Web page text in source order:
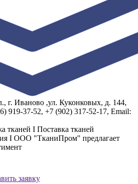
г. Иваново ,ул. Куконковых, д. 144,
919-37-52, +7 (902) 317-52-17, Email:
тканей I Поставка тканей
I ООО "ТканиПром" предлагает
заявку